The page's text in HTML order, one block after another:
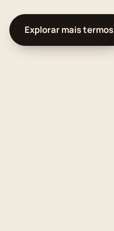
Explorar mais termos